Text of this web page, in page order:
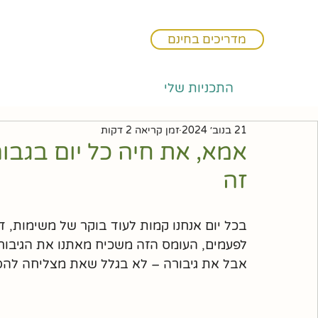
מדריכים בחינם
התכניות שלי
אמא, את חיה כל יום
זה
21 בנוב׳ 2024 זמן קריאה 2 דקות
בכל יום אנחנו קמות לעוד בוקר של משימות,
לפעמים, העומס הזה משכיח מאתנו את
אבל את גיבורה – לא בגלל שאת מצליחה